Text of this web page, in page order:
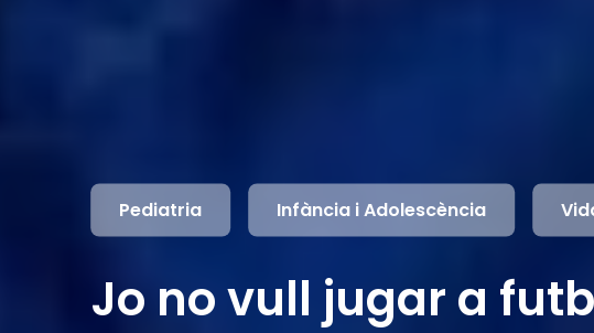
Pediatria Infància i Adolescència
Jo no vull jugar a